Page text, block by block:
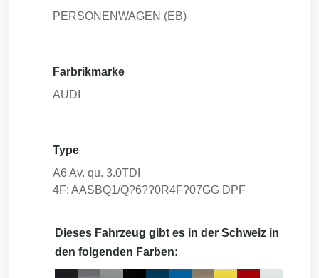
PERSONENWAGEN (EB)
Farbrikmarke
AUDI
Type
A6 Av. qu. 3.0TDI
4F; AASBQ1/Q?6??0R4F?07GG DPF
Dieses Fahrzeug gibt es in der Schweiz in
den folgenden Farben: